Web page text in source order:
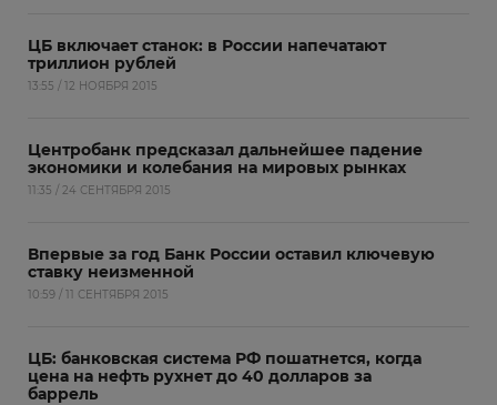
ЦБ включает станок: в России напечатают
триллион рублей
13:55 / 12 НОЯБРЯ 2015
Центробанк предсказал дальнейшее падение
экономики и колебания на мировых рынках
11:35 / 24 СЕНТЯБРЯ 2015
Впервые за год Банк России оставил ключевую
ставку неизменной
10:59 / 11 СЕНТЯБРЯ 2015
ЦБ: банковская система РФ пошатнется, когда
цена на нефть рухнет до 40 долларов за
баррель